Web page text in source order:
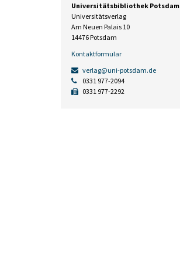
Universitätsbibliothek Potsdam
Universitätsverlag
Am Neuen Palais 10
14476 Potsdam
Kontaktformular
verlag@uni-potsdam.de
0331 977-2094
0331 977-2292